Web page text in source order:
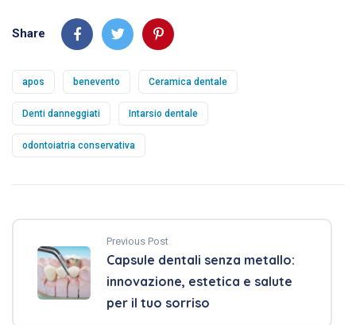
Share
apos benevento Ceramica dentale
Denti danneggiati Intarsio dentale
odontoiatria conservativa
Previous Post
Capsule dentali senza metallo:
innovazione, estetica e salute
per il tuo sorriso